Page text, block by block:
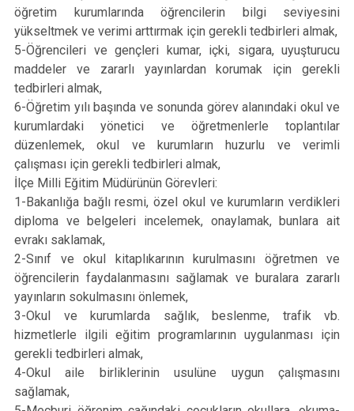
öğretim kurumlarında öğrencilerin bilgi seviyesini
yükseltmek ve verimi arttırmak için gerekli tedbirleri almak,
5-Öğrencileri ve gençleri kumar, içki, sigara, uyuşturucu
maddeler ve zararlı yayınlardan korumak için gerekli
tedbirleri almak,
6-Öğretim yılı başında ve sonunda görev alanındaki okul ve
kurumlardaki yönetici ve öğretmenlerle toplantılar
düzenlemek, okul ve kurumların huzurlu ve verimli
çalışması için gerekli tedbirleri almak,
İlçe Milli Eğitim Müdürünün Görevleri:
1-Bakanlığa bağlı resmi, özel okul ve kurumların verdikleri
diploma ve belgeleri incelemek, onaylamak, bunlara ait
evrakı saklamak,
2-Sınıf ve okul kitaplıkarının kurulmasını öğretmen ve
öğrencilerin faydalanmasını sağlamak ve buralara zararlı
yayınların sokulmasını önlemek,
3-Okul ve kurumlarda sağlık, beslenme, trafik vb.
hizmetlerle ilgili eğitim programlarının uygulanması için
gerekli tedbirleri almak,
4-Okul aile birliklerinin usulüne uygun çalışmasını
sağlamak,